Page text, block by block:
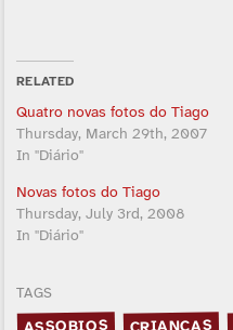
RELATED
Quatro novas fotos do Tiago
Thursday, March 29th, 2007
In "Diário"
Novas fotos do Tiago
Thursday, July 3rd, 2008
In "Diário"
TAGS